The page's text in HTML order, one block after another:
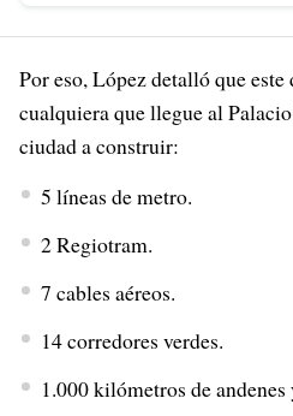
Por eso, López detalló que
cualquiera que llegue al
ciudad a construir:
5 líneas de metro.
2 Regiotram.
7 cables aéreos.
14 corredores verdes.
1.000 kilómetros de